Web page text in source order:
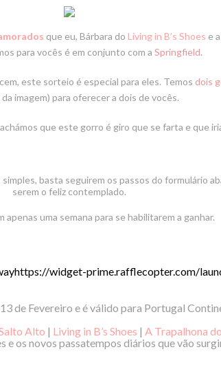
que eu, Bárbara do Living in B’s Shoes e
para vocês é em conjunto com a Springfield.
este sorteio é especial para eles. Temos dois
da imagem) para oferecer a dois de vocês.
que este gorro é giro que se farta e que
basta seguirem os passos do formulário
serem o feliz contemplado.
apenas uma semana para se habilitarem a ganhar.
https://widget-prime.rafflecopter.com/
13 de Fevereiro e é válido para Portugal
Alto | Living in B’s Shoes | A Trapalhona
e os novos passatempos diários que vão